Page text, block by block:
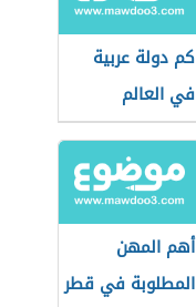
كم دولة عربية
في العالم
أهم المهن
المطلوبة في قطر